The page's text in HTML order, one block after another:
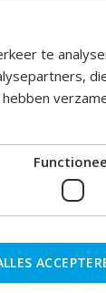
te